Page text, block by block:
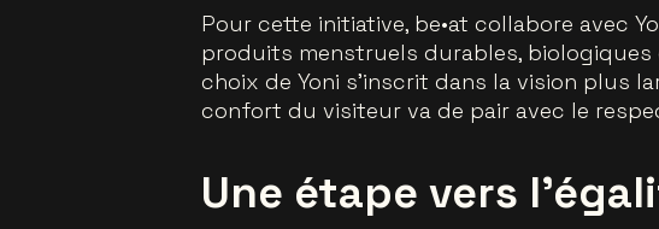
Pour cette initiative, be•at collabore avec
produits menstruels durables,
choix de Yoni s’inscrit dans la vision plus
confort du visiteur va de pair avec le
Une étape vers